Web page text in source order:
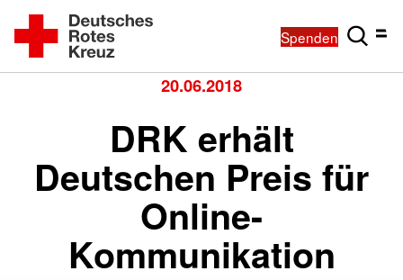
Spenden
20.06.2018
DRK erhält
Deutschen Preis für
Online-
Kommunikation